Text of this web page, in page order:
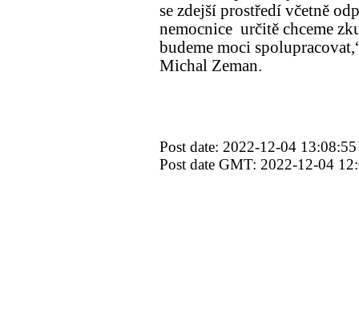
se zdejší prostředí včetně
nemocnice určitě chceme
budeme moci
Michal Zeman.
Post date: 2022-12-04 13:08:55
Post date GMT: 2022-12-04